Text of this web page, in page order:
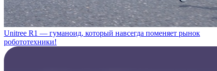
Unitree R1 — гуманоид, который навсегда поменяет рынок
робототехники!